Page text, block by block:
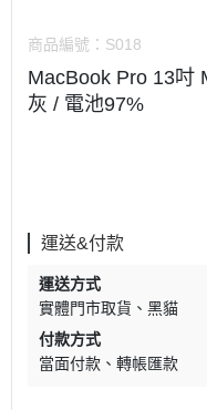
商品編號： S018
MacBook Pro 13吋
灰 / 電池97%
運送&付款
運送方式
實體門市取貨
黑貓
付款方式
當面付款
轉帳匯款